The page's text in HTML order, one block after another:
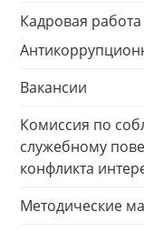
Кадровая
Вакансии
Комиссия по
служебному
конфликта
Методические